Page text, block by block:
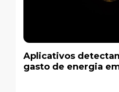
Aplicativos
gasto de energia